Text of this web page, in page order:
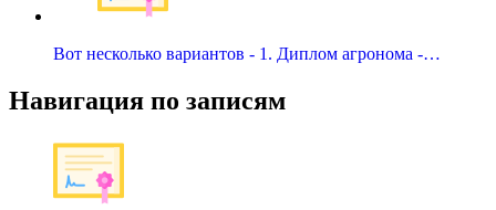
Вот несколько вариантов - 1. Диплом агронома -…
Навигация по записям